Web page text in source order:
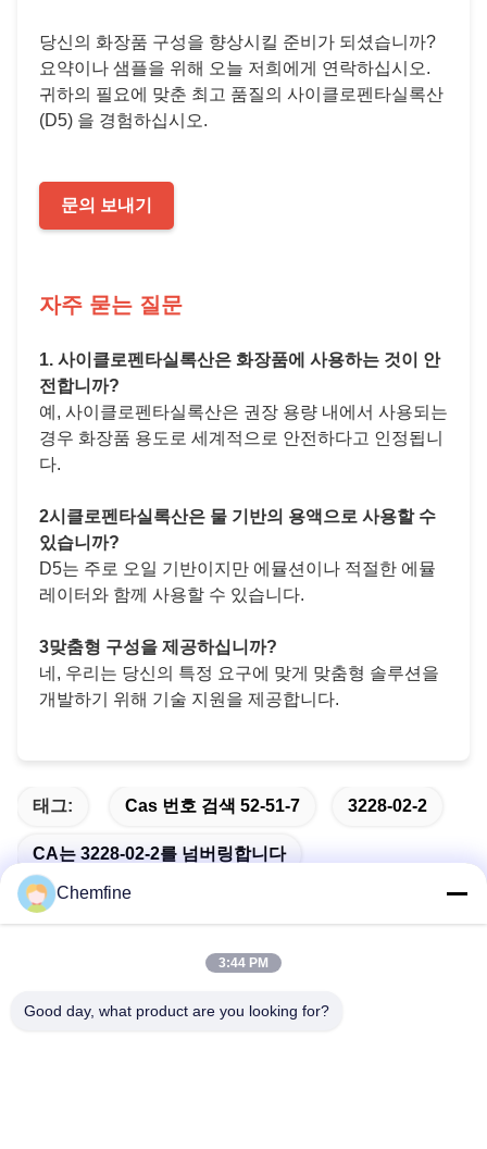
당신의 화장품 구성을 향상시킬 준비가 되셨습니까?
요약이나 샘플을 위해 오늘 저희에게 연락하십시오.
귀하의 필요에 맞춘 최고 품질의 사이클로펜타실록산
(D5) 을 경험하십시오.
문의 보내기
자주 묻는 질문
1. 사이클로펜타실록산은 화장품에 사용하는 것이 안
전합니까?
예, 사이클로펜타실록산은 권장 용량 내에서 사용되는
경우 화장품 용도로 세계적으로 안전하다고 인정됩니
다.
2시클로펜타실록산은 물 기반의 용액으로 사용할 수
있습니까?
D5는 주로 오일 기반이지만 에뮬션이나 적절한 에뮬
레이터와 함께 사용할 수 있습니다.
3맞춤형 구성을 제공하십니까?
네, 우리는 당신의 특정 요구에 맞게 맞춤형 솔루션을
개발하기 위해 기술 지원을 제공합니다.
태그: Cas 번호 검색 52-51-7 3228-02-2
CA는 3228-02-2를 넘버링합니다
Chemfine
3:44 PM
Good day, what product are you looking for?